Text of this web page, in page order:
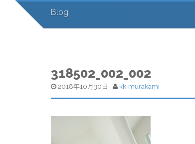
Blog
318502_002_002
2018年10月30日 kk-murakami